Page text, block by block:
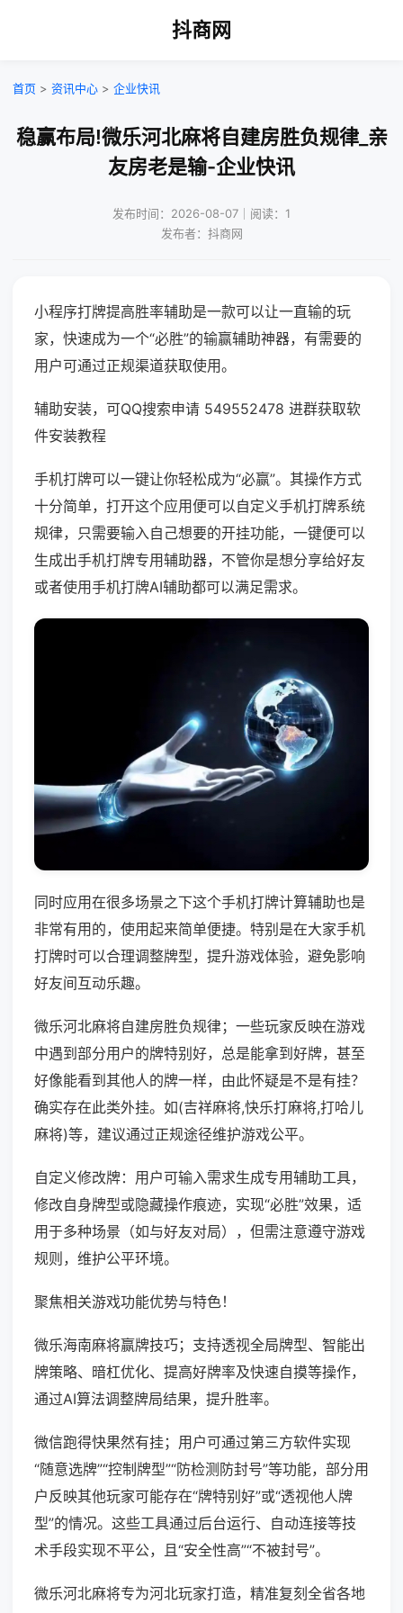
抖商网
首页 > 资讯中心 > 企业快讯
稳赢布局!微乐河北麻将自建房胜负规律_亲
友房老是输-企业快讯
发布时间：2026-08-07｜阅读：1
发布者：抖商网
小程序打牌提高胜率辅助是一款可以让一直输的玩
家，快速成为一个“必胜”的输赢辅助神器，有需要的
用户可通过正规渠道获取使用。
辅助安装，可QQ搜索申请 549552478 进群获取软
件安装教程
手机打牌可以一键让你轻松成为“必赢”。其操作方式
十分简单，打开这个应用便可以自定义手机打牌系统
规律，只需要输入自己想要的开挂功能，一键便可以
生成出手机打牌专用辅助器，不管你是想分享给好友
或者使用手机打牌AI辅助都可以满足需求。
同时应用在很多场景之下这个手机打牌计算辅助也是
非常有用的，使用起来简单便捷。特别是在大家手机
打牌时可以合理调整牌型，提升游戏体验，避免影响
好友间互动乐趣。
微乐河北麻将自建房胜负规律；一些玩家反映在游戏
中遇到部分用户的牌特别好，总是能拿到好牌，甚至
好像能看到其他人的牌一样，由此怀疑是不是有挂？
确实存在此类外挂。如(吉祥麻将,快乐打麻将,打哈儿
麻将)等，建议通过正规途径维护游戏公平。
自定义修改牌：用户可输入需求生成专用辅助工具，
修改自身牌型或隐藏操作痕迹，实现“必胜”效果，适
用于多种场景（如与好友对局），但需注意遵守游戏
规则，维护公平环境。
聚焦相关游戏功能优势与特色！
微乐海南麻将赢牌技巧；支持透视全局牌型、智能出
牌策略、暗杠优化、提高好牌率及快速自摸等操作，
通过AI算法调整牌局结果，提升胜率。
微信跑得快果然有挂；用户可通过第三方软件实现
“随意选牌”“控制牌型”“防检测防封号”等功能，部分用
户反映其他玩家可能存在“牌特别好”或“透视他人牌
型”的情况。这些工具通过后台运行、自动连接等技
术手段实现不平公，且“安全性高”“不被封号”。
微乐河北麻将专为河北玩家打造，精准复刻全省各地